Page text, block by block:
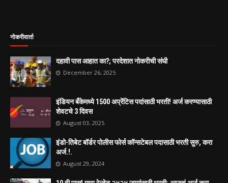
नोकरीवार्ता
दहावी पास आहात का?; परदेशात नोकरीची संधी
December 26, 2025
इंडियन बँकेमध्ये 1500 अप्रेंटिस पदांसाठी भरती! अर्ज करण्यासाठी
शेवटचे 3 दिवस
August 03, 2025
इंडो-तिबेट बॉर्डर पोलीस फोर्स कॉन्सटेबल पदासाठी भरती सुरु, करा
अर्ज.!.
August 29, 2024